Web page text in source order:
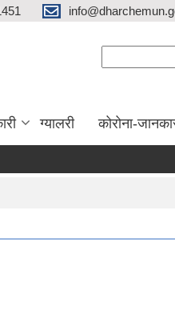
ग्यालरी कोरोना-